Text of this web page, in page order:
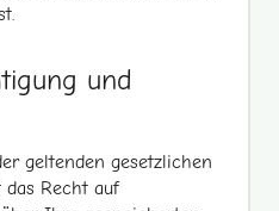
und
geltenden gesetzlichen
Recht auf